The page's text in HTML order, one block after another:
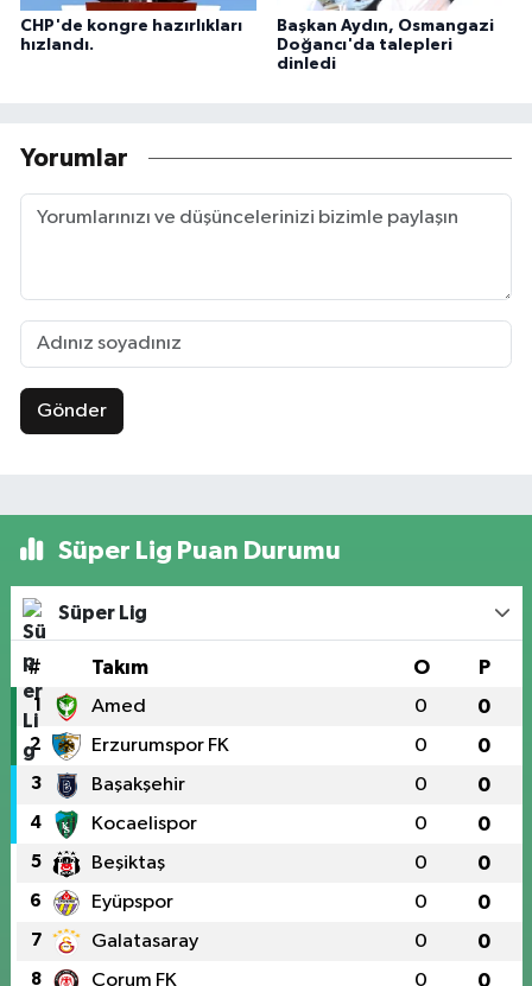
CHP'de kongre hazırlıkları
hızlandı.
Başkan Aydın, Osmangazi
Doğancı'da talepleri
dinledi
Yorumlar
Gönder
Süper Lig Puan Durumu
Süper Lig
# Takım O P
1 Amed 0 0
2 Erzurumspor FK 0 0
3 Başakşehir 0 0
4 Kocaelispor 0 0
5 Beşiktaş 0 0
6 Eyüpspor 0 0
7 Galatasaray 0 0
8 Çorum FK 0 0